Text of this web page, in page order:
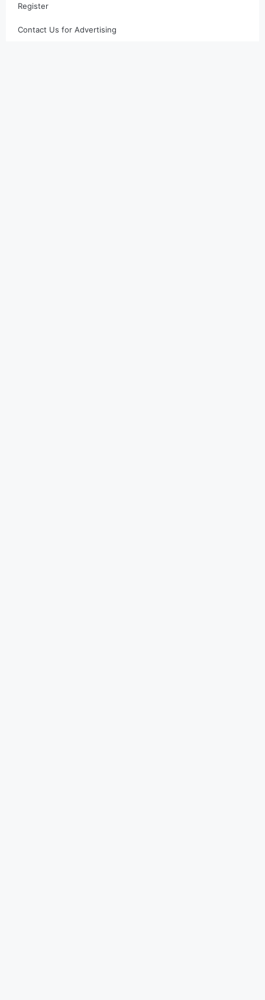
Register
Contact Us for Advertising